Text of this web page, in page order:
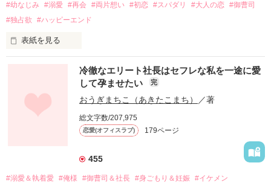
#幼なじみ #溺愛 #再会 #両片想い #初恋 #スパダリ #大人の恋 #御曹司
#独占欲
#ハッピーエンド
表紙を見る
幼なじみの哲平に淡い恋心を抱いていた美桜。
しかし、ある出来事をきっかけに二人の関係は壊れてしまう。
関係修復もできないまま、美桜は両親の離婚によって
引っ越すことになり、哲平とも離れ離れになった。
それから約十二年後。
過去の傷から、二度と会いたくないと思っていた哲平に
冷徹なエリート社長はセフレな私を一途に愛
して孕ませたい
完
おうぎまちこ（あきたこまち） ／著
総文字数/207,975
恋愛(オフィスラブ) 179ページ
455
#溺愛＆執着愛 #俺様 #御曹司＆社長 #身ごもり＆妊娠 #イケメン